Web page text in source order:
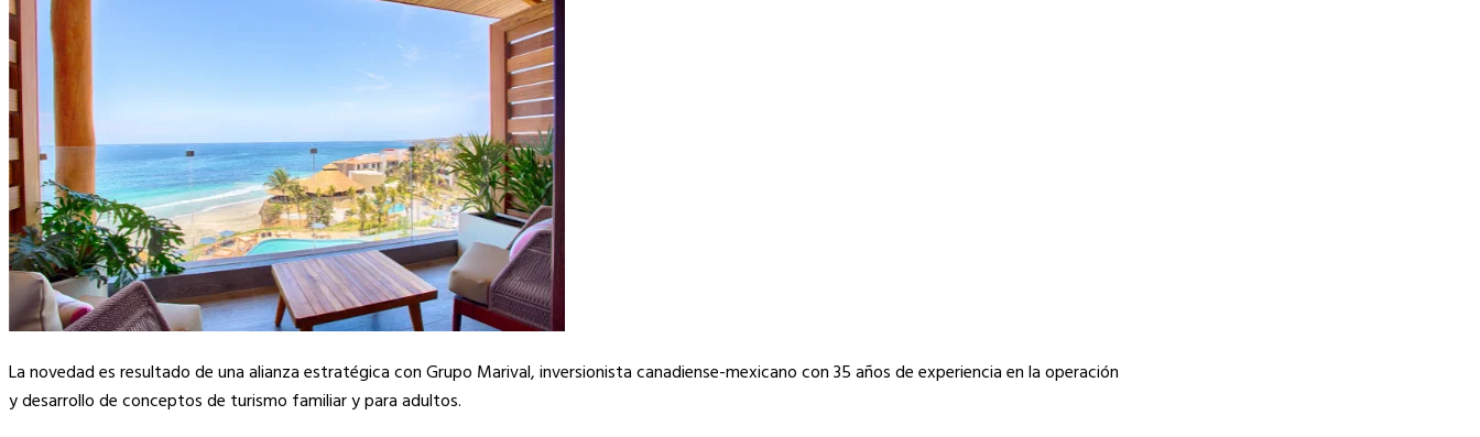
La novedad es resultado de una alianza estratégica con Grupo Marival, inversionista canadiense-mexicano con 35 años de experiencia en la operación
y desarrollo de conceptos de turismo familiar y para adultos.